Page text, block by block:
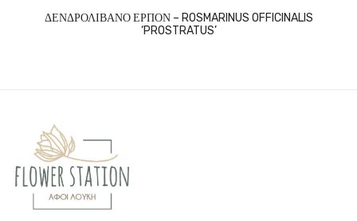
ΔΕΝΔΡΟΛΙΒΑΝΟ ΕΡΠΟΝ – ROSMARINUS OFFICINALIS
‘PROSTRATUS’